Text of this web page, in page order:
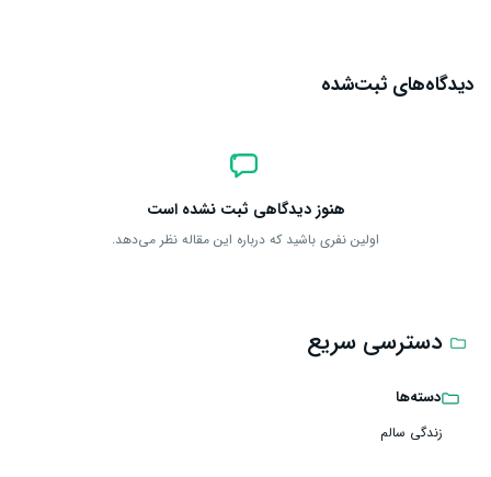
دیدگاه‌های ثبت‌شده
هنوز دیدگاهی ثبت نشده است
اولین نفری باشید که درباره این مقاله نظر می‌دهد.
دسترسی سریع
دسته‌ها
زندگی سالم